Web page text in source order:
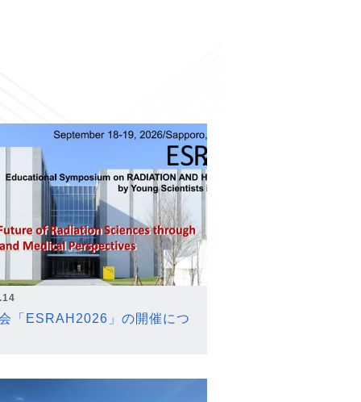
「ESRAH2026」の開催につ